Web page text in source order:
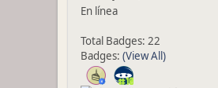
En línea
Total Badges: 22
Badges: (View All)